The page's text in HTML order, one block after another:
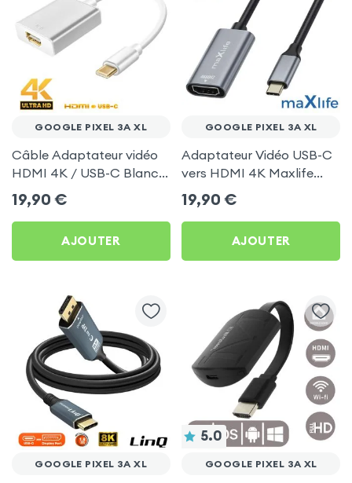
GOOGLE PIXEL 3A XL
Câble Adaptateur vidéo
HDMI 4K / USB-C Blanc
pour Google Pixel 3A XL
19,90 €
AJOUTER
GOOGLE PIXEL 3A XL
Adaptateur Vidéo USB-C
vers HDMI 4K Maxlife
Gris pour Google Pixel 3A
XL
19,90 €
AJOUTER
GOOGLE PIXEL 3A XL
5.0
GOOGLE PIXEL 3A XL